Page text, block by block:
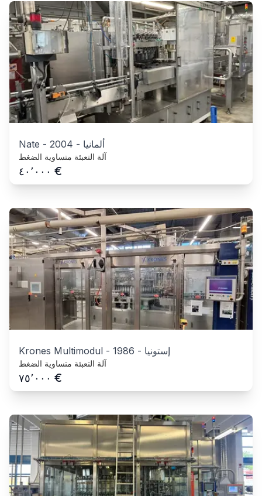
Nate - 2004 - ألمانيا
آلة التعبئة متساوية الضغط
٤٠٬٠٠٠ €
Krones Multimodul - 1986 - إستونيا
آلة التعبئة متساوية الضغط
٧٥٬٠٠٠ €